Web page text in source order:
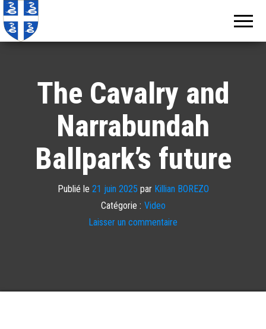
The Cavalry and
Narrabundah
Ballpark’s future
Publié le 21 juin 2025 par Killian BOREZO
Catégorie : Video
Laisser un commentaire